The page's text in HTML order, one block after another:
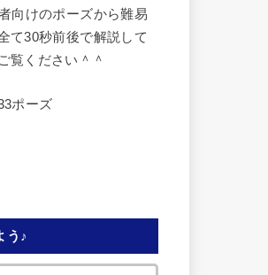
向けのポーズから難易
て30秒前後で解説して
覧ください＾＾
ポーズ
う♪